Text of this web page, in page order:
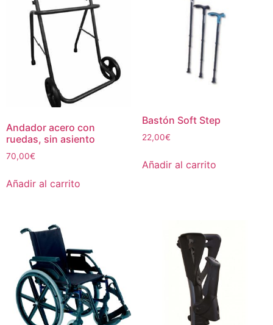
Andador acero con
ruedas, sin asiento
70,00€
Añadir al carrito
Bastón Soft Step
22,00€
Añadir al carrito